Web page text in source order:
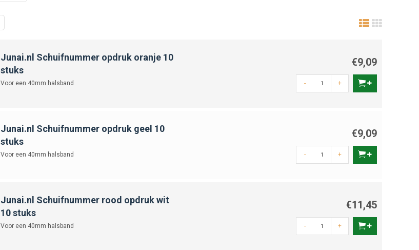
Junai.nl Schuifnummer opdruk oranje 10
stuks
Voor een 40mm halsband
€9,09
- +
Junai.nl Schuifnummer opdruk geel 10
stuks
Voor een 40mm halsband
€9,09
- +
Junai.nl Schuifnummer rood opdruk wit
10 stuks
Voor een 40mm halsband
€11,45
- +